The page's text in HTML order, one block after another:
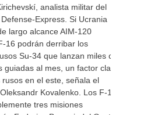
analista militar del
Express. Si Ucrania
largo alcance AIM-120
16 podrán derribar los
Su-34 que lanzan miles de
guiadas al mes, un factor clave
en el este, señala el
Kovalenko. Los F-16
tres misiones